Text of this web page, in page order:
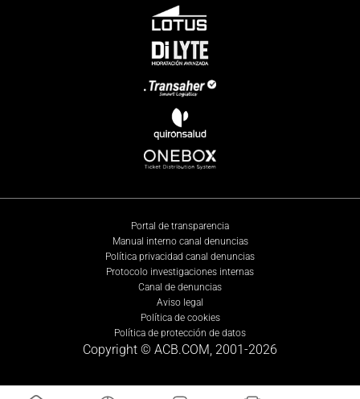
Portal de transparencia
Manual interno canal denuncias
Política privacidad canal denuncias
Protocolo investigaciones internas
Canal de denuncias
Aviso legal
Política de cookies
Política de protección de datos
Copyright © ACB.COM, 2001-2026